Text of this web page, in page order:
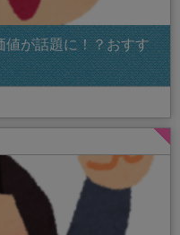
値が話題に！？おすす